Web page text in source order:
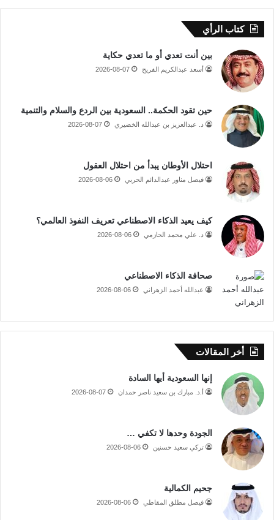
كتاب الرأي
بين أنت تعدي أو ما تعدي حكاية
أسعد عبدالكريم الفريح 2026-08-07
حين تقود الحكمة.. السعودية بين الردع والسلام والتنمية
د. عبدالعزيز بن عبدالله الخضيري 2026-08-07
احتلال الأوطان يبدأ من احتلال العقول
فيصل مناور عبدالدائم الحربي 2026-08-06
كيف يعيد الذكاء الاصطناعي تعريف النفوذ العالمي؟
د. علي محمد الحازمي 2026-08-06
صحافة الذكاء الاصطناعي
عبدالله أحمد الزهراني 2026-08-06
أخر المقالات
إنها السعودية أيها السادة
أ.د. مبارك بن سعيد ناصر حمدان 2026-08-07
الجودة وحدها لا تكفي …
تركي سعيد حسنين 2026-08-06
جحيم الكمالية
فيصل مطلق المقاطي 2026-08-06